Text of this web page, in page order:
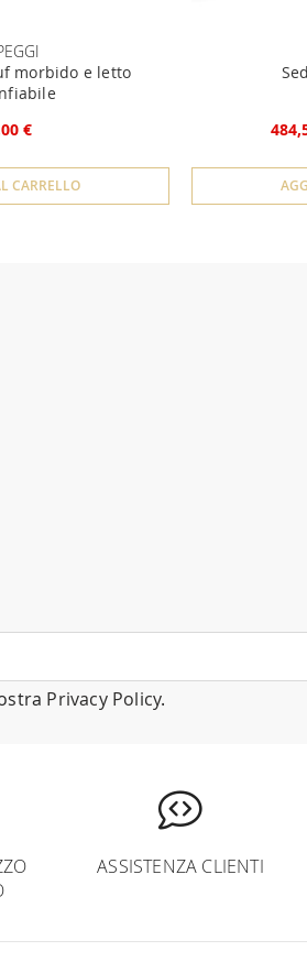
morbido e letto
€
CARRELLO
Privacy Policy.
ASSISTENZA CLIENTI